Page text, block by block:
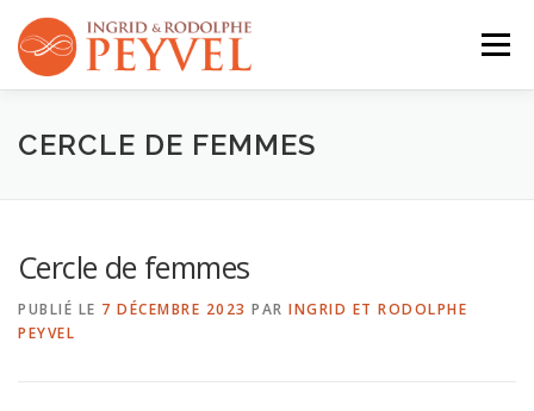
contenu
Menu
QUI SOMMES-NOUS ? ACTIVITÉS
CERCLE DE FEMMES
Cercle de femmes
PUBLIÉ LE 7 DÉCEMBRE 2023 PAR INGRID ET RODOLPHE
PEYVEL